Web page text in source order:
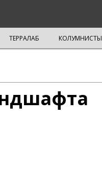
ТЕРРАЛАБ КОЛУМНИСТЫ